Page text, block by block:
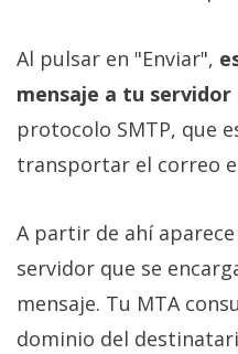
Al pulsar en "Enviar",
mensaje a tu servidor
protocolo SMTP, que
transportar el correo
A partir de ahí aparece
servidor que se
mensaje. Tu MTA
dominio del